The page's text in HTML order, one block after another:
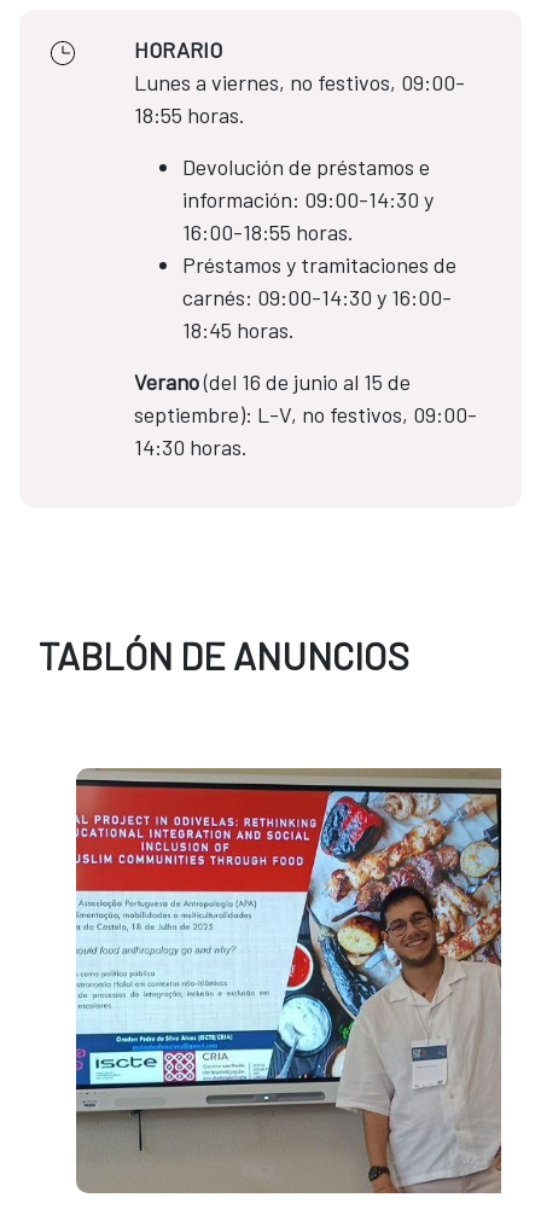
HORARIO
Lunes a viernes, no festivos, 09:00-
18:55 horas.
Devolución de préstamos e
información: 09:00-14:30 y
16:00-18:55 horas.
Préstamos y tramitaciones de
carnés: 09:00-14:30 y 16:00-
18:45 horas.
Verano(del 16 de junio al 15 de
septiembre): L-V, no festivos, 09:00-
14:30 horas.
TABLÓN DE ANUNCIOS